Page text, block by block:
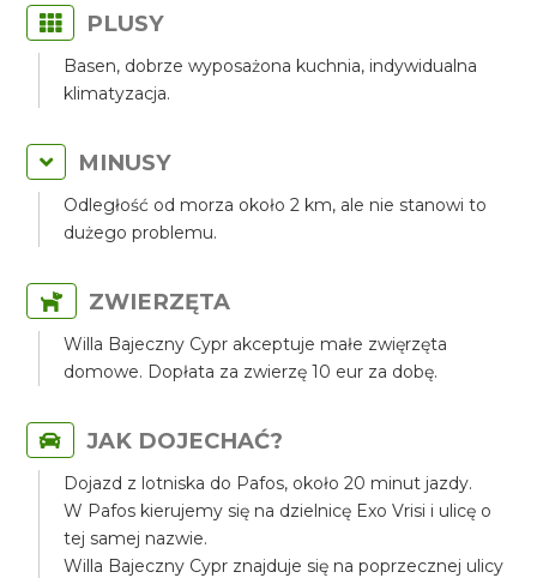
PLUSY
Basen, dobrze wyposażona kuchnia, indywidualna
klimatyzacja.
MINUSY
Odległość od morza około 2 km, ale nie stanowi to
dużego problemu.
ZWIERZĘTA
Willa Bajeczny Cypr akceptuje małe zwięrzęta
domowe. Dopłata za zwierzę 10 eur za dobę.
JAK DOJECHAĆ?
Dojazd z lotniska do Pafos, około 20 minut jazdy.
W Pafos kierujemy się na dzielnicę Exo Vrisi i ulicę o
tej samej nazwie.
Willa Bajeczny Cypr znajduje się na poprzecznej ulicy